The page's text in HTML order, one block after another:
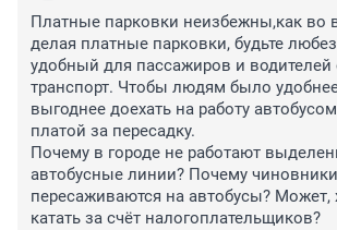
Платные парковки неизбежны,как во
делая платные парковки, будьте
удобный для пассажиров и
транспорт. Чтобы людям было
выгоднее доехать на работу
платой за пересадку.
Почему в городе не работают
автобусные линии? Почему
пересаживаются на автобусы? Может,
катать за счёт налогоплательщиков?